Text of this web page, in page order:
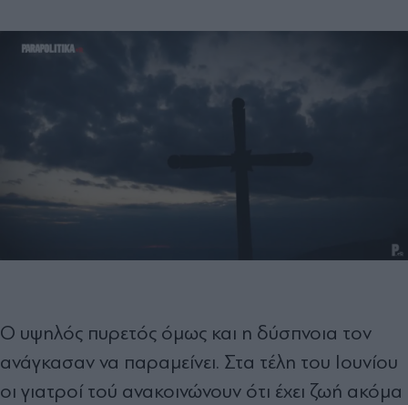
Ο υψηλός πυρετός όμως και η δύσπνοια τον
ανάγκασαν να παραμείνει. Στα τέλη του Ιουνίου
οι γιατροί τού ανακοινώνουν ότι έχει ζωή ακόμα